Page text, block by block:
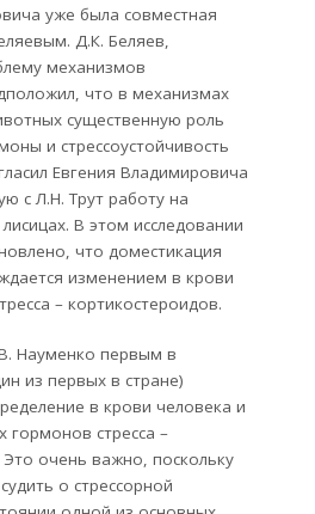
уже была совместная
Д.К. Беляев,
механизмов
что в механизмах
существенную роль
и стрессоустойчивость
Евгения Владимировича
с Л.Н. Трут работу на
В этом исследовании
что доместикация
изменением в крови
– кортикостероидов.
Науменко первым в
из первых в стране)
в крови человека и
стресса –
очень важно, поскольку
о стрессорной